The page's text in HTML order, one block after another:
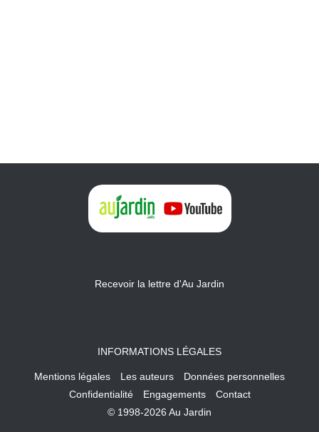
Recevoir la lettre d'Au Jardin
INFORMATIONS LÉGALES
Mentions légales Les auteurs
Données personnelles
Confidentialité
Engagements
Contact
© 1998-2026 Au Jardin